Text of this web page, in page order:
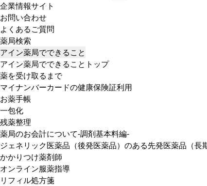
企業情報サイト
お問い合わせ
よくあるご質問
薬局検索
アイン薬局でできること
アイン薬局でできることトップ
薬を受け取るまで
マイナンバーカードの健康保険証利用
お薬手帳
一包化
残薬整理
薬局のお会計について-調剤基本料編-
ジェネリック医薬品（後発医薬品）のある先発医薬品（長
かかりつけ薬剤師
オンライン服薬指導
リフィル処方箋